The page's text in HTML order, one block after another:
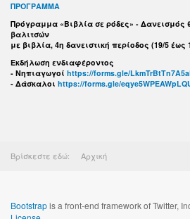
ΠΡΟΓΡΑΜΜΑ
Πρόγραμμα «Βιβλία σε ρόδες» - Δανεισμός
βαλιτσών
με βιβλία, 4η δανειστική περίοδος (19/5 έως
Εκδήλωση ενδιαφέροντος
- Νηπιαγωγοί https://forms.gle/
- Δάσκαλοι https://forms.gle/
Βρίσκεστε εδώ: Αρχική
Bootstrapis a front-end framework of Twitter,